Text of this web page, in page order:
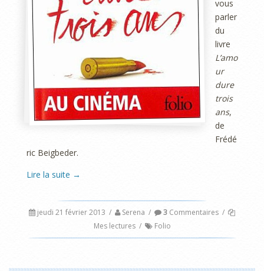
vous
parler
du
livre
L’amo
ur
dure
trois
ans,
de
Frédé
ric Beigbeder.
Lire la suite →
jeudi 21 février 2013 / Serena / 3 Commentaires /
Mes lectures / Folio